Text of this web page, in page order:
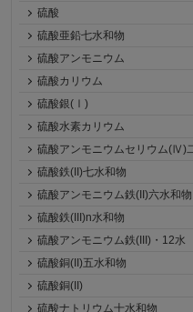
硫酸
硫酸亜鉛七水和物
硫酸アンモニウム
硫酸カリウム
硫酸銀(Ⅰ)
硫酸水素カリウム
硫酸アンモニウムセリウム(Ⅳ)
硫酸鉄(II)七水和物
硫酸アンモニウム鉄(II)六水和物
硫酸鉄(III)n水和物
硫酸アンモニウム鉄(III)・12水
硫酸銅(II)五水和物
硫酸銅(II)
硫酸ナトリウム十水和物